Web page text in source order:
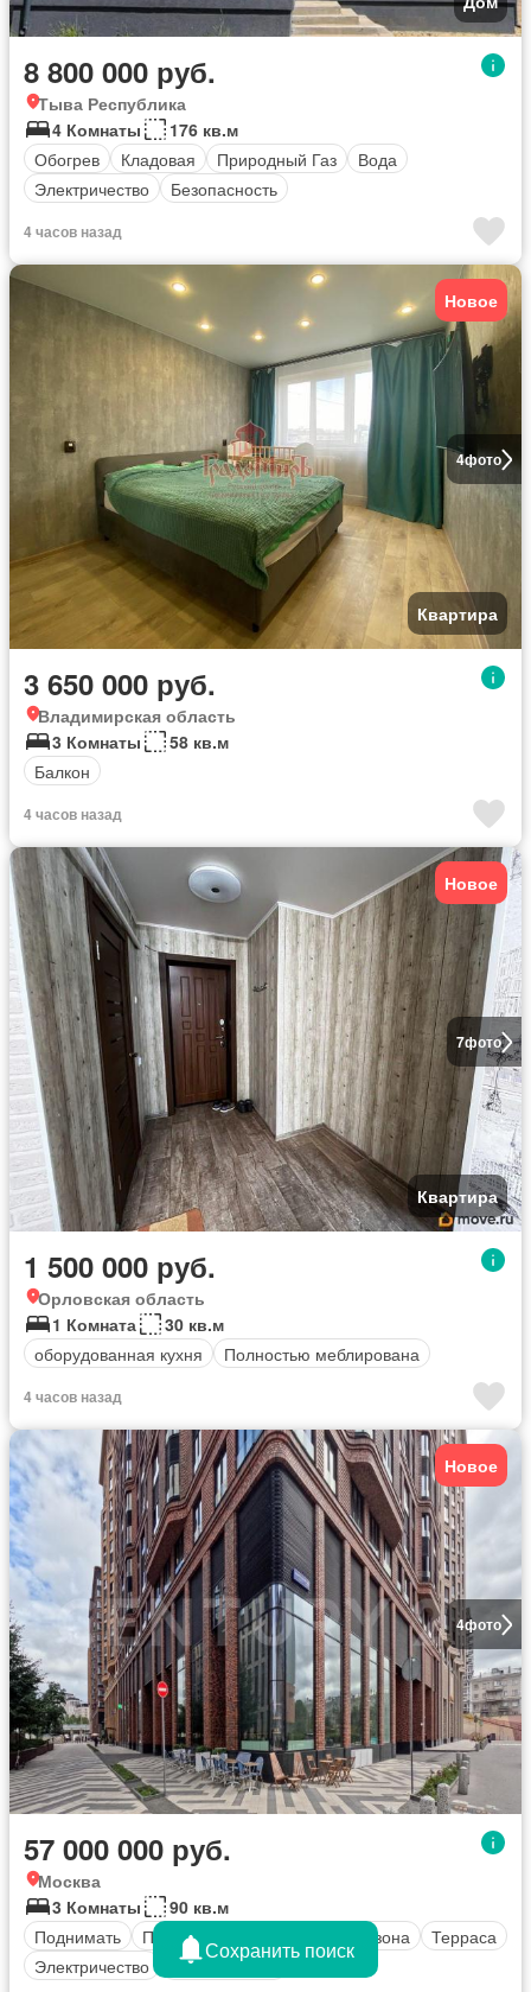
8 800 000 руб.
Тыва Республика
4 Комнаты
176 кв.м
Обогрев
Кладовая Природный Газ
Вода
Электричество
Безопасность
4 часов назад
4фото
Новое
Квартира
3 650 000 руб.
Владимирская область
3 Комнаты
58 кв.м
Балкон
4 часов назад
7фото
Новое
Квартира
1 500 000 руб.
Орловская область
1 Комната
30 кв.м
оборудованная кухня
Полностью меблирована
4 часов назад
4фото
Новое
57 000 000 руб.
Москва
3 Комнаты
90 кв.м
Поднимать
Паркинг Зеленая зона
Терраса
Электричество
Безопасность
Сохранить поиск